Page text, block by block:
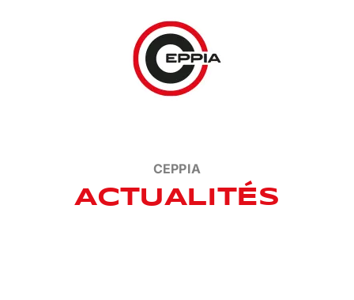
CEPPIA
ACTUALITÉS